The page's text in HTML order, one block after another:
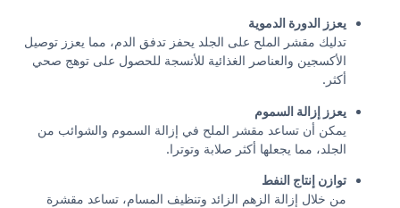
يعزز الدورة الدموية
تدليك مقشر الملح على الجلد يحفز تدفق الدم، مما يعزز توصيل
الأكسجين والعناصر الغذائية للأنسجة للحصول على توهج صحي
أكثر.
يعزز إزالة السموم
يمكن أن تساعد مقشر الملح في إزالة السموم والشوائب من
الجلد، مما يجعلها أكثر صلابة وتوترا.
توازن إنتاج النفط
من خلال إزالة الزهم الزائد وتنظيف المسام، تساعد مقشرة